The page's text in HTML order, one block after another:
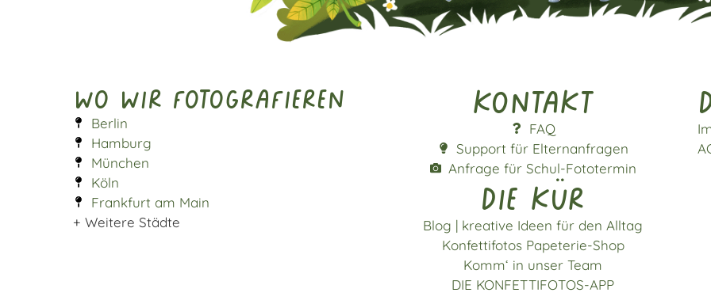
Wo wir fotografieren
Berlin
Hamburg
München
Köln
Frankfurt am Main
+ Weitere Städte
Kontakt
FAQ
Support für Elternanfragen
Anfrage für Schul-Fototermin
die kür
Blog | kreative Ideen für den Alltag
Konfettifotos Papeterie-Shop
Komm‘ in unser Team
DIE KONFETTIFOTOS-APP